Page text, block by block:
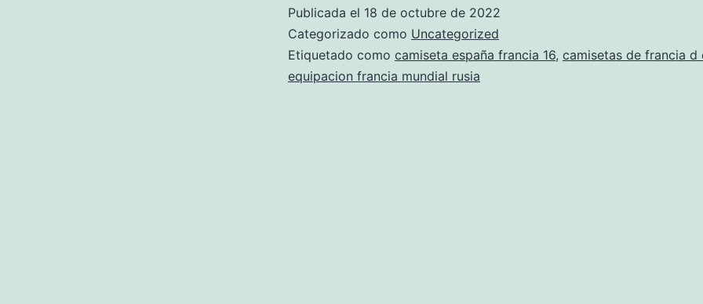
14
oficial
Publicada el 18 de octubre de 2022
Categorizado como Uncategorized
Etiquetado como camiseta españa francia 16, camisetas de francia d
equipacion francia mundial rusia